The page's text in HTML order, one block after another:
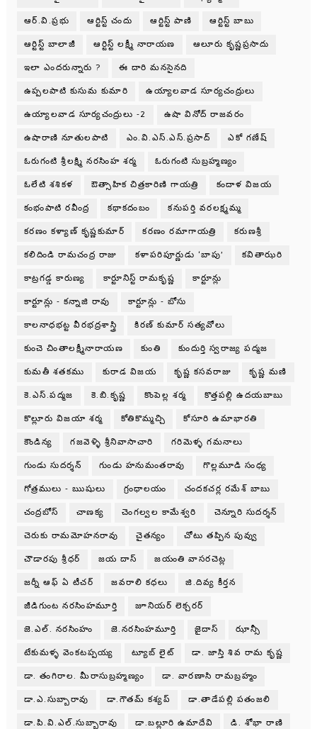
ఆర్.వి.ప్రభు ఆర్టిస్ట్ చందు ఆర్టిస్ట్ పాణి ఆర్టిస్ట్ బాబు
ఆర్టిస్ట్ బాలాజీ ఆర్టిస్ట్ లక్ష్మీ నారాయణ ఆలూరు కృష్ణప్రసాదు
ఇలా ఎందరున్నారు ? ఈ దారి మనసైనది
ఉప్పలపాటి కుసుమ కుమారి ఉయ్యాలవాడ సూర్యచంద్రులు
ఉయ్యాలవాడ సూర్యచంద్రులు -2 ఉషా వినోద్ రాజవరం
ఉషారాణి నూతులపాటి ఎం.వి.ఎస్.ఎస్.ప్రసాద్ ఎకో గణేష్
ఓరుగంటి శ్రీలక్ష్మి నరసింహ శర్మ ఓరుగంటి సుబ్రహ్మణ్యం
ఓలేటి శశికళ ఔత్సాహిక చిత్రకారిణి గాయత్రి కందాళ విజయ
కంభంపాటి రవీంద్ర కథాకదంబం కనుపర్తి వరలక్ష్మమ్మ
కరణం కళ్యాణ్ కృష్ణకుమార్ కరణం రమాగాయత్రి కరుణశ్రీ
కలిదిండి రామచంద్ర రాజు కళాపరిపూర్ణుడు ‘బాపు’ కవితాఝరి
కాట్రగడ్డ కారుణ్య కార్టూనిస్ట్ రామకృష్ణ కార్టూన్లు
కార్టూన్లు - కన్నాజి రావు కార్టూన్లు - బోసు
కాలనాధభట్ట వీరభద్రశాస్త్రి కిరణ్ కుమార్ సత్యవోలు
కుంచె చింతాలక్ష్మీనారాయణ కుంతి కుందుర్తి స్వరాజ్య పద్మజ
కుమతీ శతకము కురాడ విజయ కృష్ణ కసవరాజు కృష్ణ మణి
కె.ఎస్.పద్మజ కె.బి.కృష్ణ కొంపెల్ల శర్మ కొత్తపల్లి ఉదయబాబు
కొల్లూరు విజయా శర్మ కోతికొమ్మచ్చి కోసూరి ఉమాభారతి
కౌండిన్య గజవెళ్ళి శ్రీనివాసాచారి గరిమెళ్ళ గమనాలు
గుండు సుదర్శన్ గుండు హనుమంతరావు గొల్లమూడి సంధ్య
గోత్రములు - ఋషులు గ్రంధాలయం చందకచర్ల రమేశ్ బాబు
చంద్రబోస్ చాణక్య చెంగల్వల కామేశ్వరి చెన్నూరి సుదర్శన్
చెరుకు రామమోహనరావు చైతన్యం చోటు తప్పిన పువ్వు
చౌడారపు శ్రీధర్ జయ దాస్ జయంతి వాసరచెట్ల
జర్నీ ఆఫ్ ఏ టీచర్ జవరాలి కధలు జి.దివ్య కీర్తన
జీడిగుంట నరసింహమూర్తి జూనియర్ లెక్చరర్
జె.ఎల్. నరసింహం జె.నరసింహమూర్తి జైదాస్ ఝాన్సీ
టేకుమళ్ళ వెంకటప్పయ్య ట్యూబ్ లైట్ డా. జాస్తి శివ రామ కృష్ణ
డా. తంగిరాల. మీరాసుబ్రహ్మణ్యం డా. వారణాసి రామబ్రహ్మం
డా.ఎ.సుబ్బారావు డా.గౌతమ్ కశ్యప్ డా.తాడేపల్లి పతంజలి
డా.పి.వి.ఎల్.సుబ్బారావు డా.బల్లూరి ఉమాదేవి డి. శోభా రాణి